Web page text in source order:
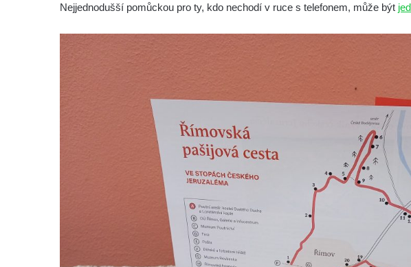
Dělnická v Kamenném Újezdě
Bývalý kostel svatých Filipa a Jakuba na
náměstí J. V. Kamarýta ve Velešíně
Kaple na hřbitově ve Velešíně
Márnice na hřbitově ve Velešíně
Kostel svatého Václava ve Velešíně
Poutní areál Římov
Kostel svatého Ducha v poutním areálu
Křížová cesta Římov – XXV. kaple – Boží
Křížová cesta Římov – XXIV. kaple – Pieta
Nejjednodušší pomůckou pro ty, kdo nechodí v ruce s telefonem, může být